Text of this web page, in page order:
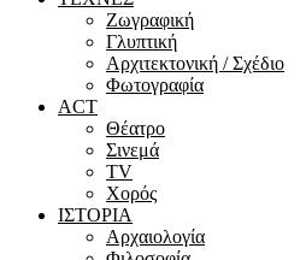
Ζωγραφική
Γλυπτική
Αρχιτεκτονική / Σχέδιο
Φωτογραφία
ACT
Θέατρο
Σινεμά
ΤV
Χορός
ΙΣΤΟΡΙΑ
Αρχαιολογία